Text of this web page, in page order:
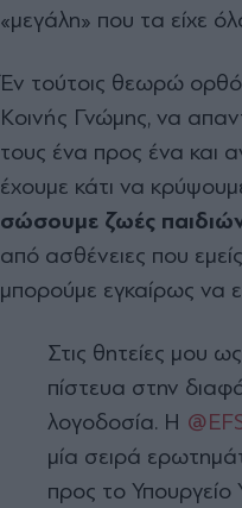
«μεγάλη» που τα είχε
Έν τούτοις θεωρώ
Κοινής Γνώμης, να
τους ένα προς ένα και
έχουμε κάτι να
σώσουμε ζωές παιδιών
από ασθένειες που
μπορούμε εγκαίρως να
Στις θητείες μου
πίστευα στην
λογοδοσία. Η
μία σειρά
προς το Υπουργείο